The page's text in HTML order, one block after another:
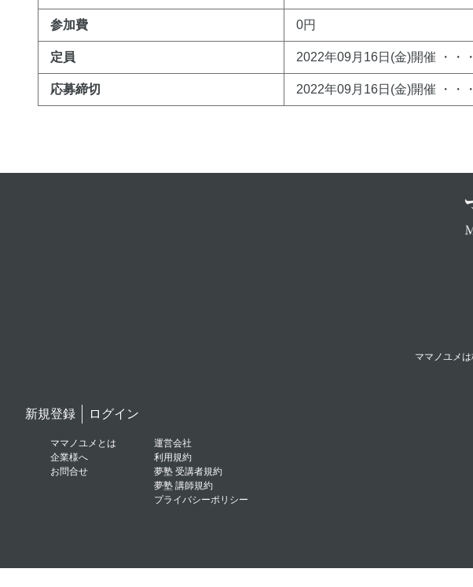
参加費 0円
定員 2022年09月16日(金)開催 ・・
応募締切 2022年09月16日(金)開催 ・・
ママノユメ
新規登録 ログイン
ママノユメとは
企業様へ
お問合せ
運営会社
利用規約
夢塾 受講者規約
夢塾 講師規約
プライバシーポリシー